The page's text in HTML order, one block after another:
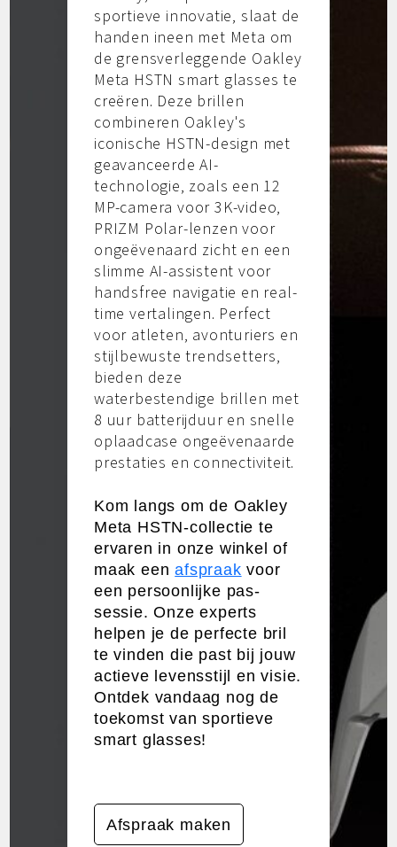
sportieve innovatie, slaat de
handen ineen met Meta om
de grensverleggende Oakley
Meta HSTN smart glasses te
creëren. Deze brillen
combineren Oakley's
iconische HSTN-design met
geavanceerde AI-
technologie, zoals een 12
MP-camera voor 3K-video,
PRIZM Polar-lenzen voor
ongeëvenaard zicht en een
slimme AI-assistent voor
handsfree navigatie en real-
time vertalingen. Perfect
voor atleten, avonturiers en
stijlbewuste trendsetters,
bieden deze
waterbestendige brillen met
8 uur batterijduur en snelle
oplaadcase ongeëvenaarde
prestaties en connectiviteit.
Kom langs om de Oakley
Meta HSTN-collectie te
ervaren in onze winkel of
maak eenafspraak voor
een persoonlijke pas-
sessie. Onze experts
helpen je de perfecte bril
te vinden die past bij jouw
actieve levensstijl en visie.
Ontdek vandaag nog de
toekomst van sportieve
smart glasses!
Afspraak maken